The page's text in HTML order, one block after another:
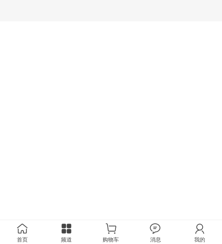
首页 频道 购物车 消息 我的